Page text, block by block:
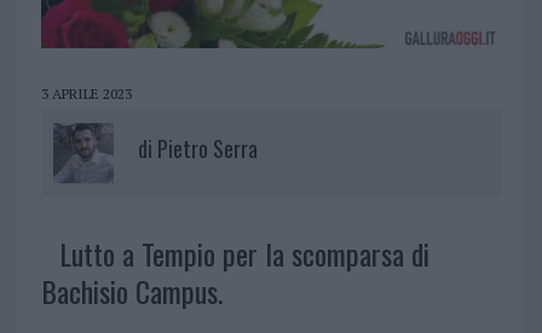
3 APRILE 2023
di Pietro Serra
Lutto a Tempio per la scomparsa di
Bachisio Campus.